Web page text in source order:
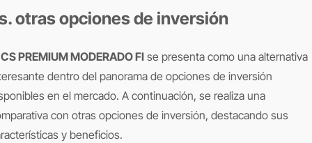
otras opciones de inversión
CS PREMIUM MODERADO FI se presenta como una alternativa
dentro del panorama de opciones de inversión
en el mercado. A continuación, se realiza una
con otras opciones de inversión, destacando sus
y beneficios.